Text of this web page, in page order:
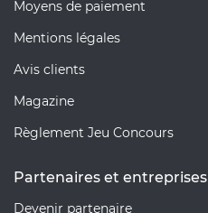
Moyens de paiement
Mentions légales
Avis clients
Magazine
Règlement Jeu Concours
Partenaires et entreprises
Devenir partenaire